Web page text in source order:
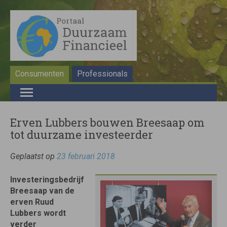
Consumenten Professionals
Erven Lubbers bouwen Breesaap om
tot duurzame investeerder
Geplaatst op 23 februari 2018
Investeringsbedrijf
Breesaap van de
erven Ruud
Lubbers wordt
verder